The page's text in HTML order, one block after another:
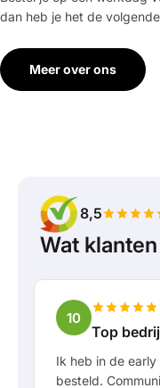
dan heb je het de
Meer over ons
8,5
Wat
10
Top
Ik heb in de
besteld.